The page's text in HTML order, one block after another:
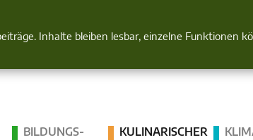
Inhalte bleiben lesbar, einzelne Funktionen
im Blick
BILDUNGS­
KULINARISCHER